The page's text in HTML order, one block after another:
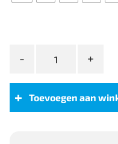
Padded
Jacket
Toevoegen aan